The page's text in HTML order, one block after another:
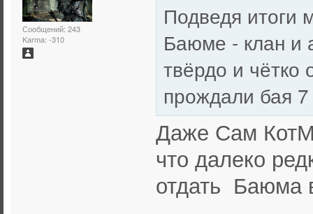
Сообщений: 243
Karma: -310
Подведя итоги
Баюме - клан и
твёрдо и чётко
прождали бая
Даже Сам
что далеко
отдать Баюма